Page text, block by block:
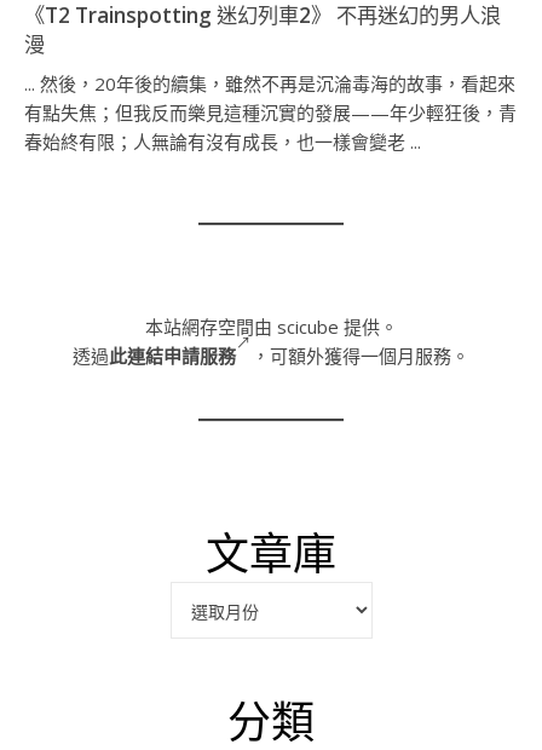
《T2 Trainspotting 迷幻列車2》 不再迷幻的男人浪
漫
... 然後，20年後的續集，雖然不再是沉淪毒海的故事，看起來
有點失焦；但我反而樂見這種沉實的發展——年少輕狂後，青
春始終有限；人無論有沒有成長，也一樣會變老 ...
本站網存空間由 scicube 提供。
透過此連結申請服務 ，可額外獲得一個月服務。
文章庫
分類